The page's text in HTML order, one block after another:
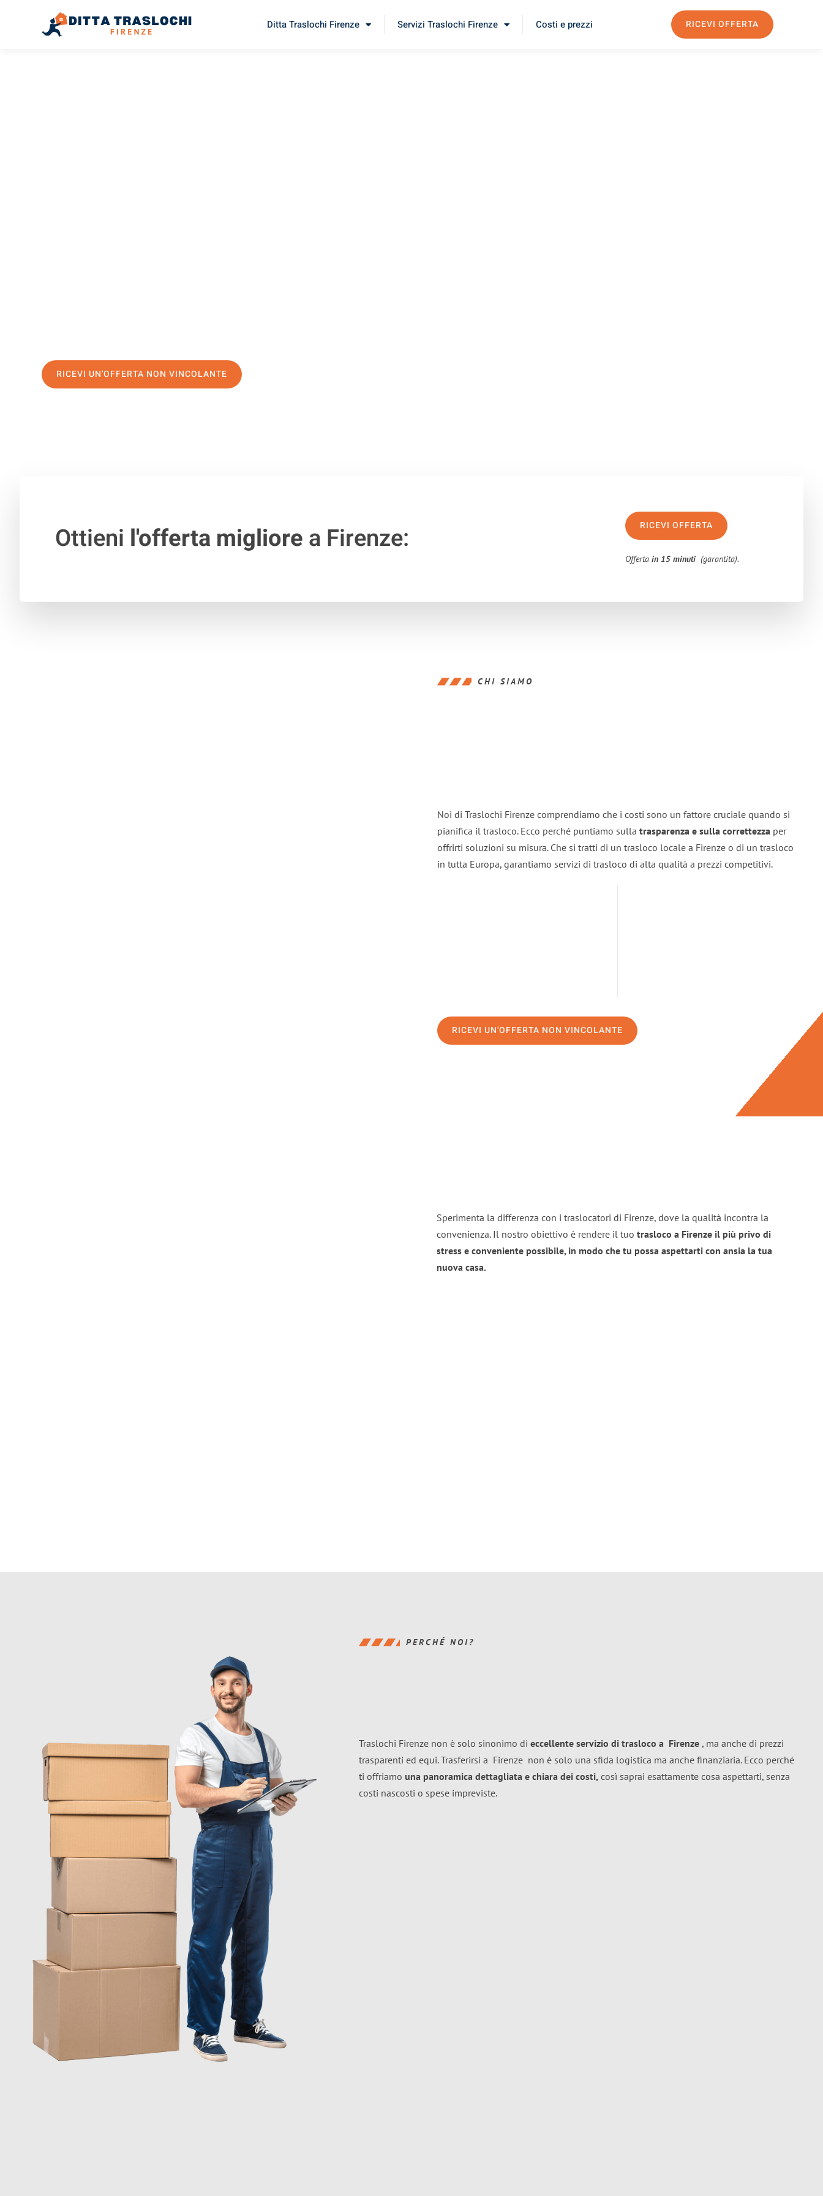
Ditta Traslochi Firenze Servizi Traslochi Firenze Costi e prezzi RICEVI OFFERTA
RICEVI UN'OFFERTA NON VINCOLANTE
Ottieni l'offerta migliorea Firenze: RICEVI OFFERTA
Offertain 15 minuti (garantita).
CHI SIAMO
Noi di Traslochi Firenze comprendiamo che i costi sono un fattore cruciale quando si
pianifica il trasloco. Ecco perché puntiamo sulla trasparenza e sulla correttezza per
offrirti soluzioni su misura. Che si tratti di un trasloco locale a Firenze o di un trasloco
in tutta Europa, garantiamo servizi di trasloco di alta qualità a prezzi competitivi.
RICEVI UN'OFFERTA NON VINCOLANTE
Sperimenta la differenza con i traslocatori di Firenze, dove la qualità incontra la
convenienza. Il nostro obiettivo è rendere il tuo trasloco a Firenze il più privo di
stress e conveniente possibile, in modo che tu possa aspettarti con ansia la tua
nuova casa.
PERCHÉ NOI?
Traslochi Firenze non è solo sinonimo di eccellente servizio di trasloco a Firenze , ma anche di prezzi
trasparenti ed equi. Trasferirsi a Firenze non è solo una sfida logistica ma anche finanziaria. Ecco perché
ti offriamo una panoramica dettagliata e chiara dei costi, così saprai esattamente cosa aspettarti, senza
costi nascosti o spese impreviste.